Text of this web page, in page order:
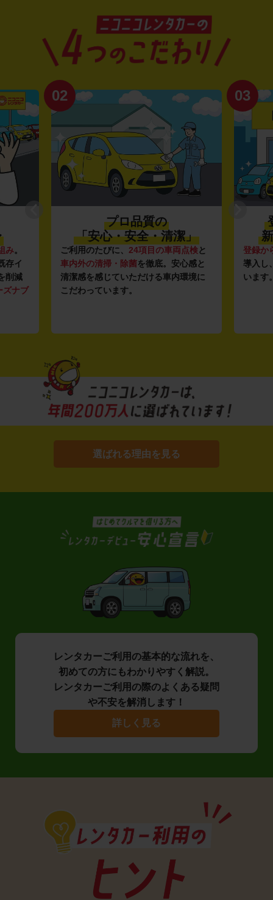
み。
存イ
削減
ズナブ
02
プロ品質の
「安心・安全・清潔」
ご利用のたびに、 24項目の車両点検と
車内外の清掃・除菌を徹底。安心感と
清潔感を感じていただける車内環境に
こだわっています。
03
登録か
導入し
います
選ばれる理由を見る
レンタカーご利用の基本的な流れを、
初めての方にもわかりやすく解説。
レンタカーご利用の際のよくある疑問
や不安を解消します！
詳しく見る